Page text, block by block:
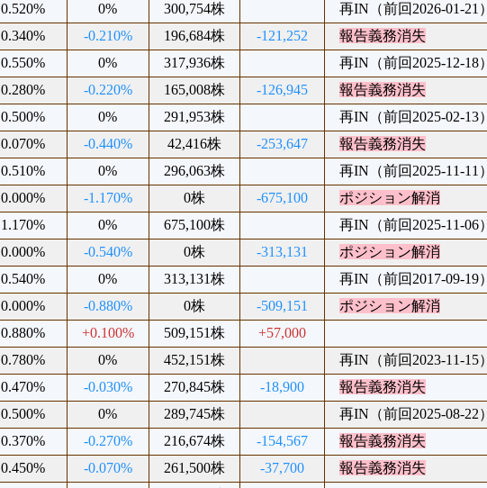
0.520% 0% 300,754株
再IN（前回2026-01-21）
0.340% -0.210% 196,684株 -121,252
報告義務消失
0.550% 0% 317,936株
再IN（前回2025-12-18）
0.280% -0.220% 165,008株 -126,945
報告義務消失
0.500% 0% 291,953株
再IN（前回2025-02-13）
0.070% -0.440% 42,416株 -253,647
報告義務消失
0.510% 0% 296,063株
再IN（前回2025-11-11）
0.000% -1.170% 0株 -675,100
ポジション解消
1.170% 0% 675,100株
再IN（前回2025-11-06）
0.000% -0.540% 0株 -313,131
ポジション解消
0.540% 0% 313,131株
再IN（前回2017-09-19）
0.000% -0.880% 0株 -509,151
ポジション解消
0.880% +0.100% 509,151株
+57,000
0.780% 0% 452,151株
再IN（前回2023-11-15）
0.470% -0.030% 270,845株 -18,900
報告義務消失
0.500% 0% 289,745株
再IN（前回2025-08-22）
0.370% -0.270% 216,674株 -154,567
報告義務消失
0.450% -0.070% 261,500株 -37,700
報告義務消失